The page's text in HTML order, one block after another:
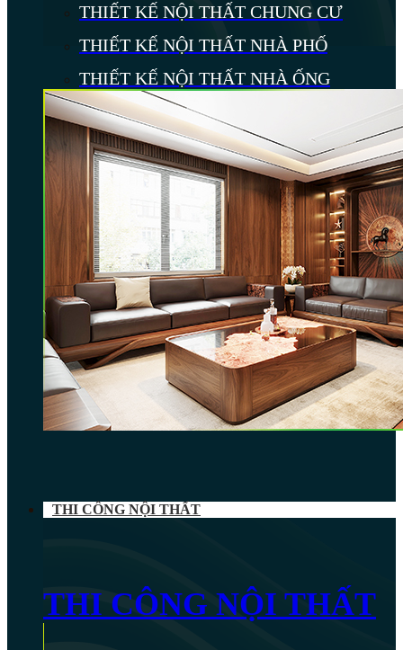
THIẾT KẾ NỘI THẤT CHUNG CƯ
THIẾT KẾ NỘI THẤT NHÀ PHỐ
THIẾT KẾ NỘI THẤT NHÀ ỐNG
THI CÔNG NỘI THẤT
THI CÔNG NỘI THẤT